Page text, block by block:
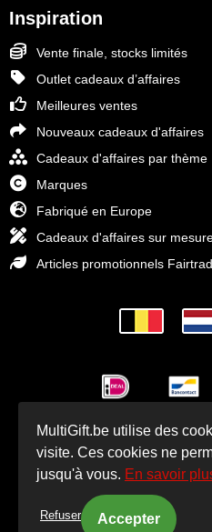
Inspiration
Vente finale, stocks limités
Outlet cadeaux d’affaires
Meilleures ventes
Nouveaux cadeaux d'affaires
Cadeaux d'affaires par thème
Marques
Fabriqué en Europe
Cadeaux d'affaires sur
Articles promotionnels
© Cadeaux d'affaires
MultiGift.be utilise des
visite. Ces cookies ne
jusqu'à vous. En savoir
Refuser